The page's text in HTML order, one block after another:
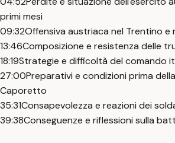
primi mesi
09:32Offensiva austriaca nel Trentino e
13:46Composizione e resistenza delle
18:19Strategie e difficoltà del comando
27:00Preparativi e condizioni prima
Caporetto
35:31Consapevolezza e reazioni dei
39:38Conseguenze e riflessioni sulla